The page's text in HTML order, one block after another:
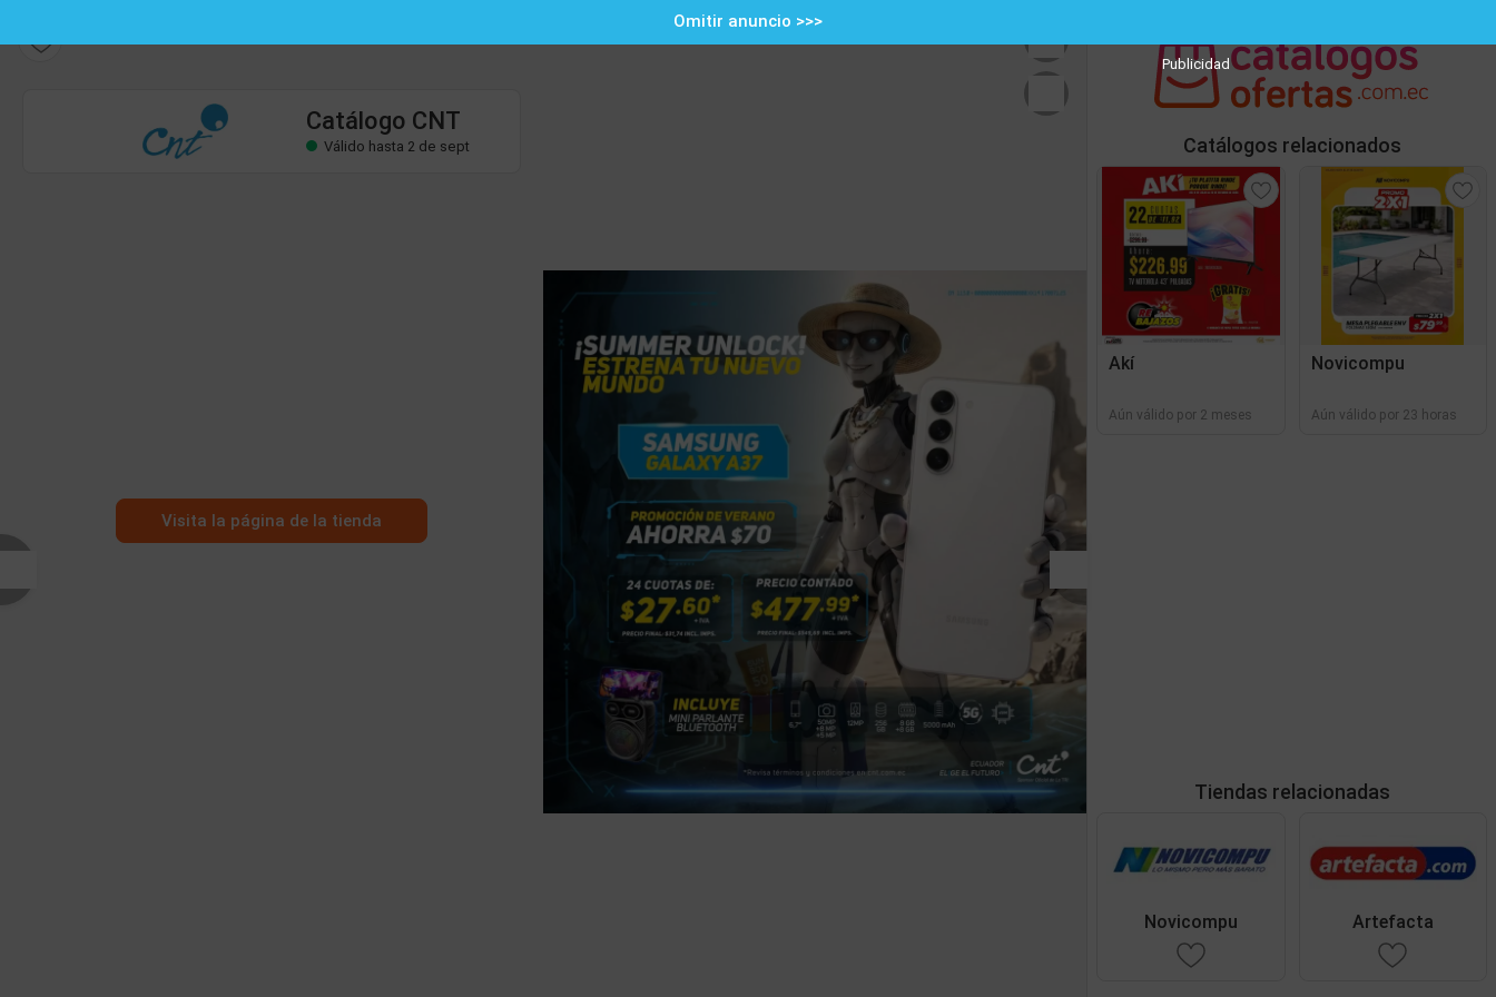
Válido hasta 2 de sept
Publicidad
Omitir anuncio >>>
Catálogo CNT
Válido hasta 2 de sept
Visita la página de la tienda
Catálogos relacionados
Akí
Aún válido por 2 meses
Novicompu
Aún válido por 23 horas
Tiendas relacionadas
Novicompu Artefacta